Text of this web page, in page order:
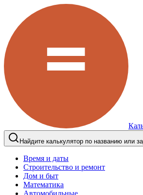
Найдите калькулятор по названию или
Время и даты
Строительство и ремонт
Дом и быт
Математика
Автомобильные